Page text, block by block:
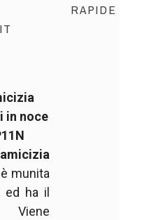
RAPIDE
in noce
munita
ha il
Viene